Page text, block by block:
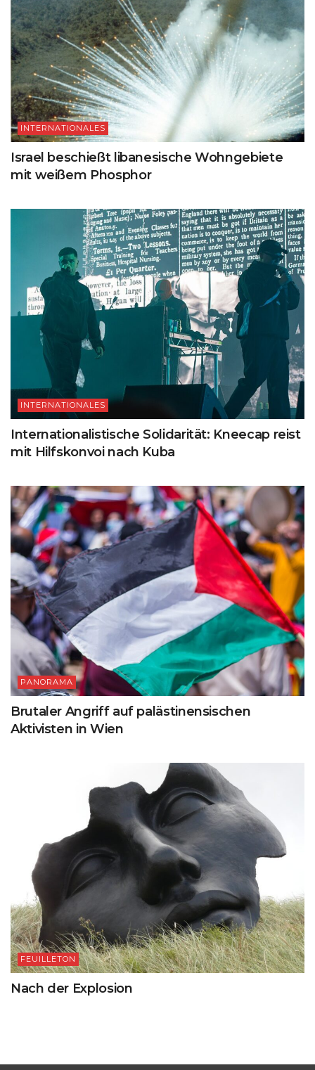
INTERNATIONALES
Israel beschießt libanesische Wohngebiete
mit weißem Phosphor
INTERNATIONALES
Internationalistische Solidarität: Kneecap reist
mit Hilfskonvoi nach Kuba
PANORAMA
Brutaler Angriff auf palästinensischen
Aktivisten in Wien
FEUILLETON
Nach der Explosion